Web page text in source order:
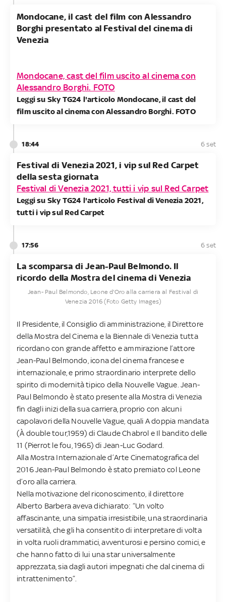
Mondocane, il cast del film con Alessandro
Borghi presentato al Festival del cinema di
Venezia
Mondocane, cast del film uscito al cinema con
Alessandro Borghi. FOTO
Leggi su Sky TG24 l'articolo Mondocane, il cast del
film uscito al cinema con Alessandro Borghi. FOTO
18:44 6 set
Festival di Venezia 2021, i vip sul Red Carpet
della sesta giornata
Festival di Venezia 2021, tutti i vip sul Red Carpet
Leggi su Sky TG24 l'articolo Festival di Venezia 2021,
tutti i vip sul Red Carpet
17:56 6 set
La scomparsa di Jean-Paul Belmondo. Il
ricordo della Mostra del cinema di Venezia
Jean- Paul Belmondo, Leone d'Oro alla carriera al Festival di
Venezia 2016 (Foto Getty Images)
Il Presidente, il Consiglio di amministrazione, il Direttore
della Mostra del Cinema e la Biennale di Venezia tutta
ricordano con grande affetto e ammirazione l’attore
Jean-Paul Belmondo, icona del cinema francese e
internazionale, e primo straordinario interprete dello
spirito di modernità tipico della Nouvelle Vague. Jean-
Paul Belmondo è stato presente alla Mostra di Venezia
fin dagli inizi della sua carriera, proprio con alcuni
capolavori della Nouvelle Vague, quali A doppia mandata
(À double tour,1959) di Claude Chabrol e Il bandito delle
11 (Pierrot le fou, 1965) di Jean-Luc Godard.
Alla Mostra Internazionale d’Arte Cinematografica del
2016 Jean-Paul Belmondo è stato premiato col Leone
d’oro alla carriera.
Nella motivazione del riconoscimento, il direttore
Alberto Barbera aveva dichiarato: “Un volto
affascinante, una simpatia irresistibile, una straordinaria
versatilità, che gli ha consentito di interpretare di volta
in volta ruoli drammatici, avventurosi e persino comici, e
che hanno fatto di lui una star universalmente
apprezzata, sia dagli autori impegnati che dal cinema di
intrattenimento”.